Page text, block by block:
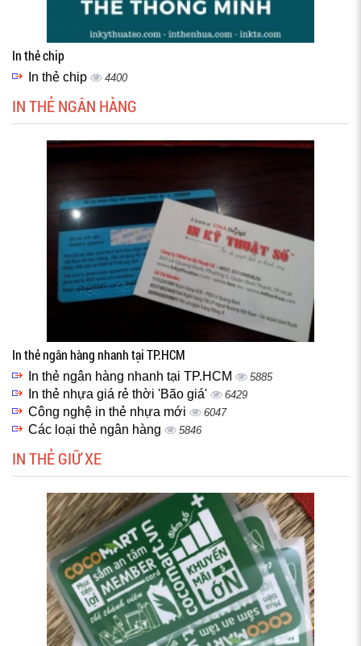
In thẻ chip
In thẻ chip 4400
IN THẺ NGÂN HÀNG
In thẻ ngân hàng nhanh tại TP.HCM
In thẻ ngân hàng nhanh tại TP.HCM 5885
In thẻ nhựa giá rẻ thời 'Bão giá' 6429
Công nghệ in thẻ nhựa mới 6047
Các loại thẻ ngân hàng 5846
IN THẺ GIỮ XE